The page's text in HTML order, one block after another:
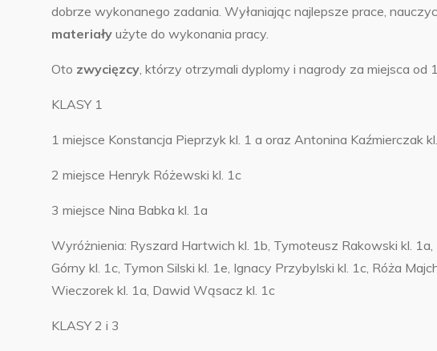
dobrze wykonanego zadania. Wyłaniając najlepsze prace,
materiały użyte do wykonania pracy.
Oto zwycięzcy , którzy otrzymali dyplomy i nagrody za miejsca od
KLASY 1
1 miejsce Konstancja Pieprzyk kl. 1 a oraz Antonina Kaźmierczak
2 miejsce Henryk Różewski kl. 1c
3 miejsce Nina Babka kl. 1a
Wyróżnienia: Ryszard Hartwich kl. 1b, Tymoteusz Rakowski kl.
Górny kl. 1c, Tymon Silski kl. 1e, Ignacy Przybylski kl. 1c, Róża
Wieczorek kl. 1a, Dawid Wąsacz kl. 1c
KLASY 2 i 3